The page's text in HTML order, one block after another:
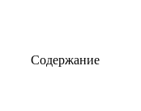
Содержание